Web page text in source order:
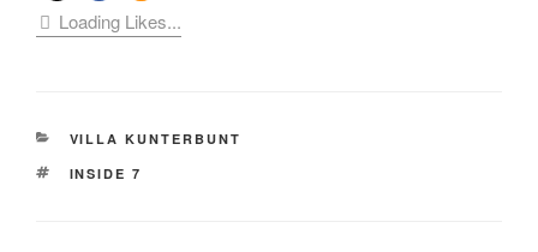
Loading Likes...
KATEGORIEN
VILLA KUNTERBUNT
SCHLAGWÖRTER
INSIDE 7